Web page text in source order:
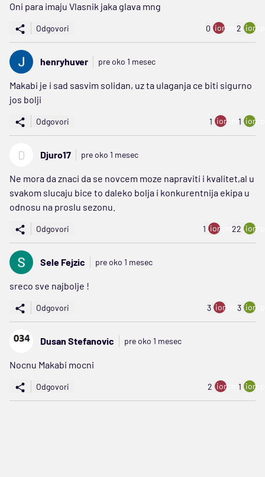
Oni para imaju Vlasnik jaka glava mng
Odgovori 0 ion:minus
2
henryhuver pre oko 1 mesec
Makabi je i sad sasvim solidan, uz ta ulaganja ce biti sigurno
jos bolji
Odgovori 1 ion:minus
1
D Djuro17 pre oko 1 mesec
Ne mora da znaci da se novcem moze napraviti i kvalitet,al u
svakom slucaju bice to daleko bolja i konkurentnija ekipa u
odnosu na proslu sezonu.
Odgovori 1 ion:minus
22
Sele Fejzic pre oko 1 mesec
sreco sve najbolje !
Odgovori 3 ion:minus
3
Dusan Stefanovic pre oko 1 mesec
Nocnu Makabi mocni
Odgovori 2 ion:minus
1